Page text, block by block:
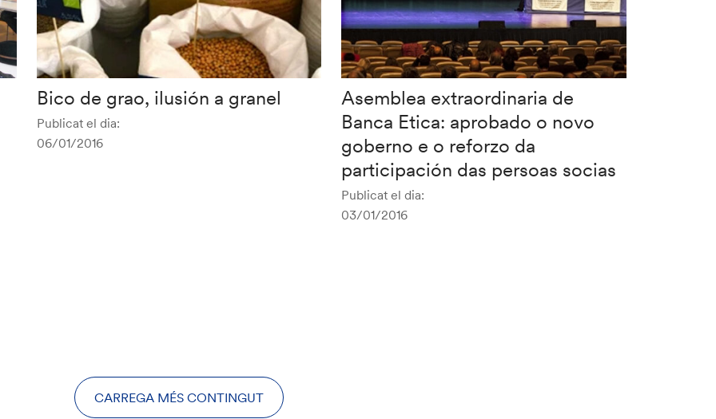
Bico de grao, ilusión a granel
Publicat el dia:
06/01/2016
Asemblea extraordinaria de
Banca Etica: aprobado o novo
goberno e o reforzo da
participación das persoas socias
Publicat el dia:
03/01/2016
CARREGA MÉS CONTINGUT